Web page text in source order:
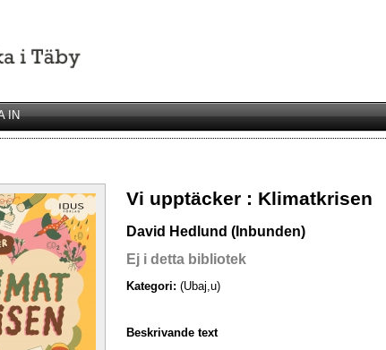
IN
Vi upptäcker : Klimatkrisen
David Hedlund (Inbunden)
Ej i detta bibliotek
Kategori: (Ubaj,u)
Beskrivande text